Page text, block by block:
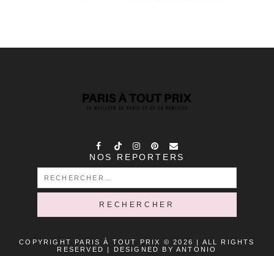
NOS REPORTERS
RECHERCHER :
COPYRIGHT PARIS À TOUT PRIX © 2026 | ALL RIGHTS
RESERVED |
DESIGNED BY ANTONIO